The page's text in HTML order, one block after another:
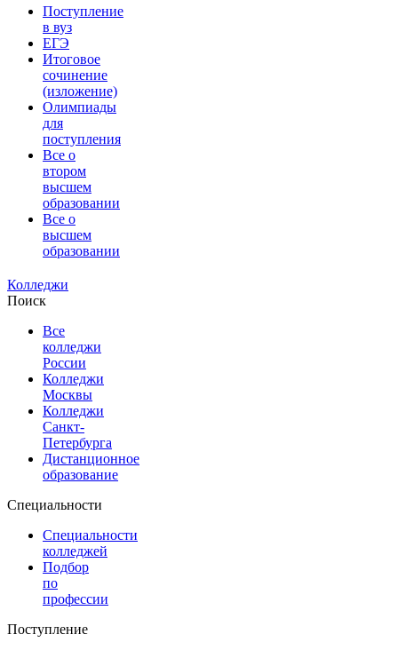
Поступление
в вуз
ЕГЭ
Итоговое
сочинение
(изложение)
Олимпиады
для
поступления
Все о
втором
высшем
образовании
Все о
высшем
образовании
Колледжи
Поиск
Все
колледжи
России
Колледжи
Москвы
Колледжи
Санкт-
Петербурга
Дистанционное
образование
Специальности
Специальности
колледжей
Подбор
по
профессии
Поступление